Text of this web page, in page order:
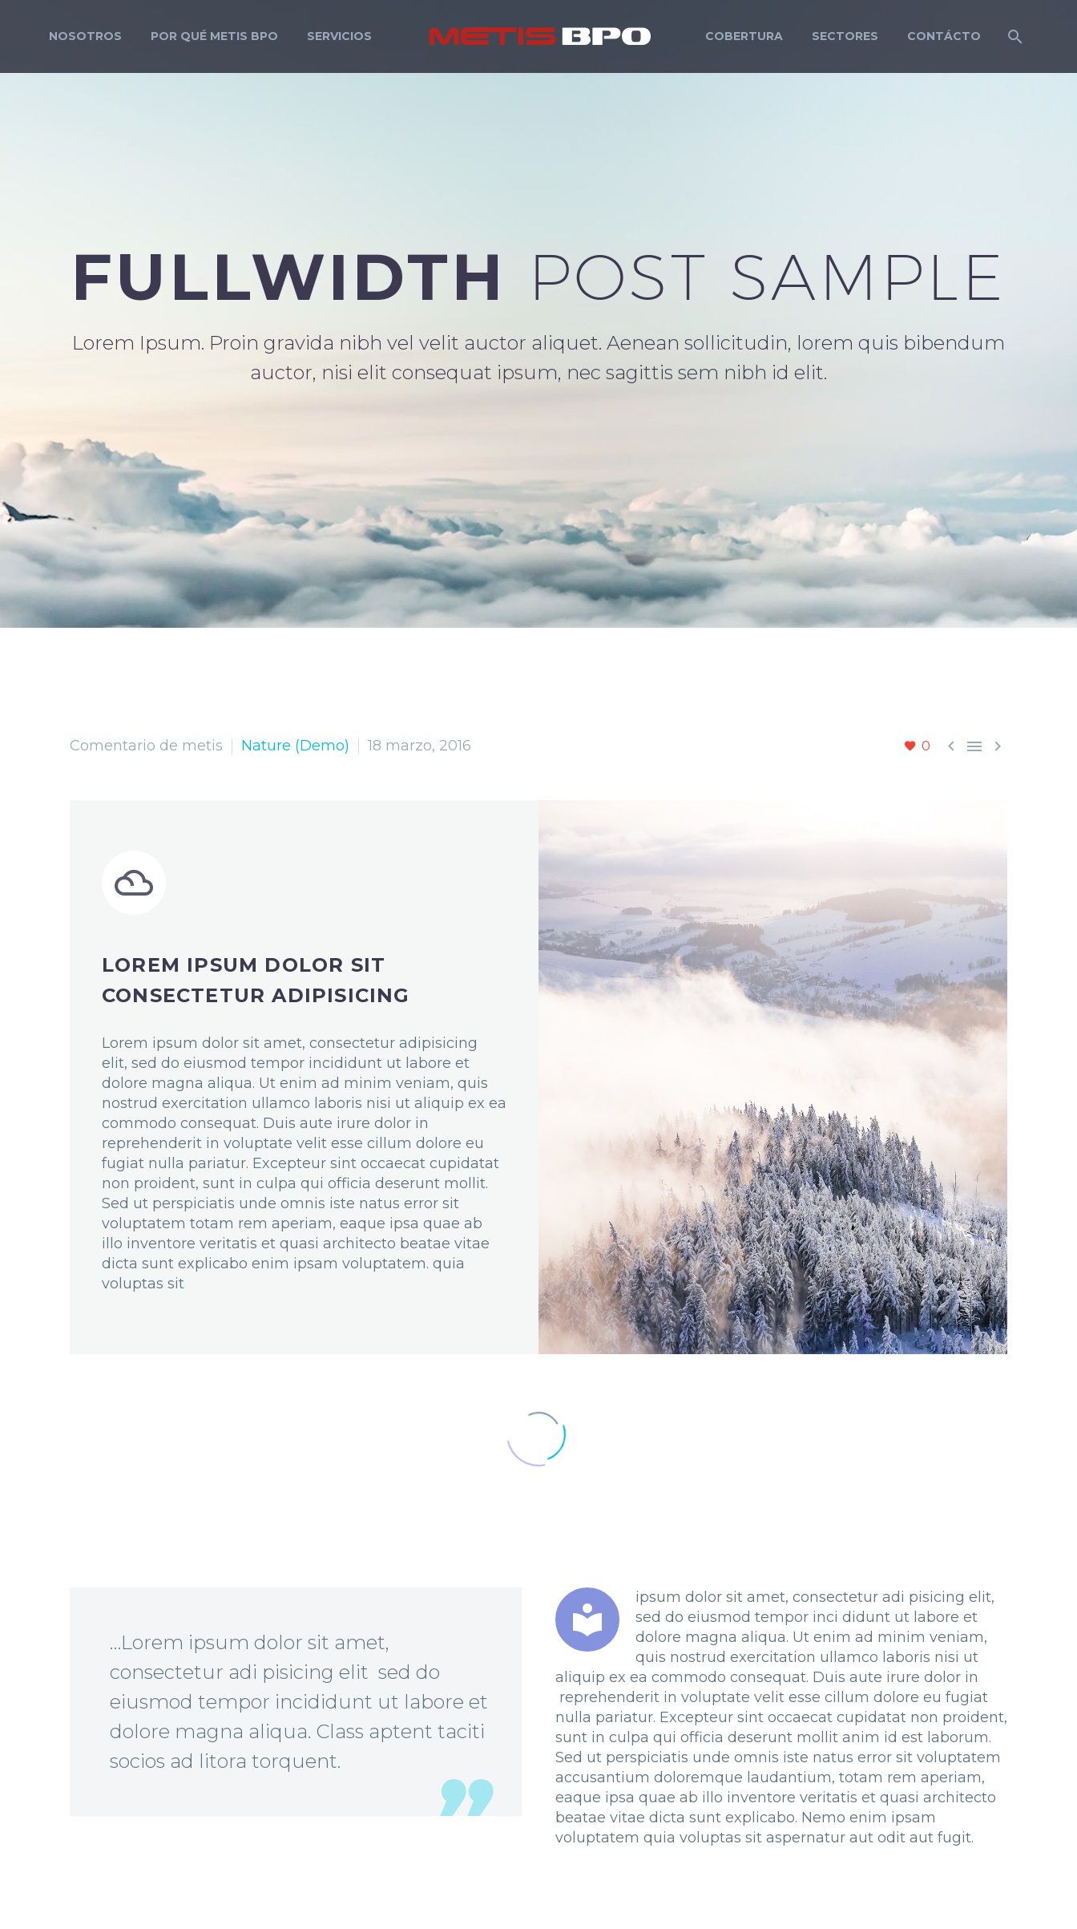
NOSOTROS POR QUÉ METIS BPO SERVICIOS COBERTURA SECTORES CONTÁCTO
FULLWIDTH POST SAMPLE
Lorem Ipsum. Proin gravida nibh vel velit auctor aliquet. Aenean sollicitudin, lorem quis bibendum
auctor, nisi elit consequat ipsum, nec sagittis sem nibh id elit.
0   
Comentario de metis Nature (Demo) 18 marzo, 2016


LOREM IPSUM DOLOR SIT
CONSECTETUR ADIPISICING
Lorem ipsum dolor sit amet, consectetur adipisicing
elit, sed do eiusmod tempor incididunt ut labore et
dolore magna aliqua. Ut enim ad minim veniam, quis
nostrud exercitation ullamco laboris nisi ut aliquip ex ea
commodo consequat. Duis aute irure dolor in
reprehenderit in voluptate velit esse cillum dolore eu
fugiat nulla pariatur. Excepteur sint occaecat cupidatat
non proident, sunt in culpa qui officia deserunt mollit.
Sed ut perspiciatis unde omnis iste natus error sit
voluptatem totam rem aperiam, eaque ipsa quae ab
illo inventore veritatis et quasi architecto beatae vitae
dicta sunt explicabo enim ipsam voluptatem. quia
voluptas sit
…Lorem ipsum dolor sit amet,
consectetur adi pisicing elit sed do
eiusmod tempor incididunt ut labore et
dolore magna aliqua. Class aptent taciti
socios ad litora torquent.


ipsum dolor sit amet, consectetur adi pisicing elit,
sed do eiusmod tempor inci didunt ut labore et
dolore magna aliqua. Ut enim ad minim veniam,
quis nostrud exercitation ullamco laboris nisi ut
aliquip ex ea commodo consequat. Duis aute irure dolor in
reprehenderit in voluptate velit esse cillum dolore eu fugiat
nulla pariatur. Excepteur sint occaecat cupidatat non proident,
sunt in culpa qui officia deserunt mollit anim id est laborum.
Sed ut perspiciatis unde omnis iste natus error sit voluptatem
accusantium doloremque laudantium, totam rem aperiam,
eaque ipsa quae ab illo inventore veritatis et quasi architecto
beatae vitae dicta sunt explicabo. Nemo enim ipsam
voluptatem quia voluptas sit aspernatur aut odit aut fugit.